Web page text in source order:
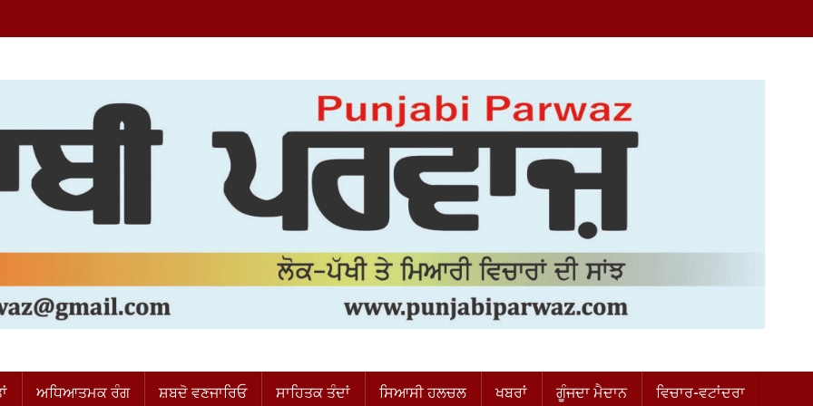
ਅਧਿਆਤਮਕ ਰੰਗ ਸ਼ਬਦੋ ਵਣਜਾਰਿਓ ਸਾਹਿਤਕ ਤੰਦਾਂ ਸਿਆਸੀ ਹਲਚਲ ਖਬਰਾਂ ਗੂੰਜਦਾ ਮੈਦਾਨ ਵਿਚਾਰ-ਵਟਾਂਦਰਾ